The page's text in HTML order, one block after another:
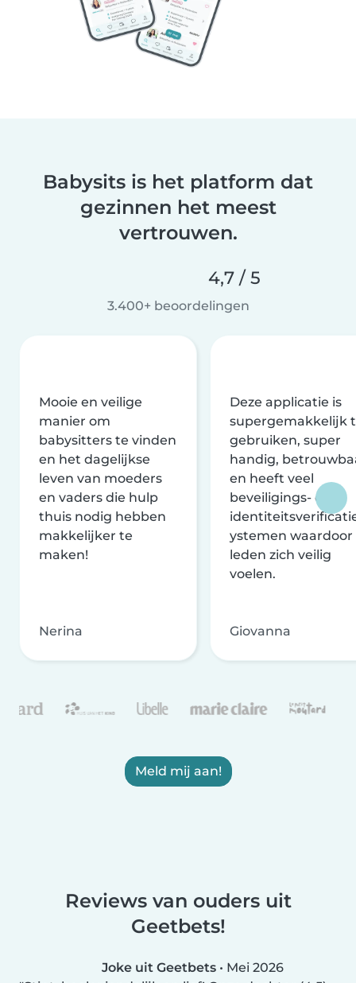
Babysits is het platform dat
gezinnen het meest
vertrouwen.
4,7 / 5
3.400+ beoordelingen
Mooie en veilige
manier om
babysitters te vinden
en het dagelijkse
leven van moeders
en vaders die hulp
thuis nodig hebben
makkelijker te
maken!
Nerina
Deze applicatie is
supergemakkelijk
gebruiken, super
handig,
en heeft veel
beveiligings- en
ystemen waardoor
leden zich veilig
voelen.
Giovanna
Meld mij aan!
Reviews van ouders uit
Geetbets!
Joke uit Geetbets • Mei 2026